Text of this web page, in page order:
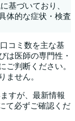
基づいており、
体的な症状・検査
コミ数を主な基
は医師の専門性・
ご判断ください。
ません。
すが、最新情報
て必ずご確認くだ